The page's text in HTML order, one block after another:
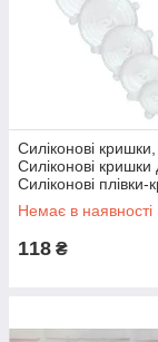
Силіконові кришки,
Силіконові
Силіконові плівки-
silicon VA-61
Немає в наявності
118 ₴